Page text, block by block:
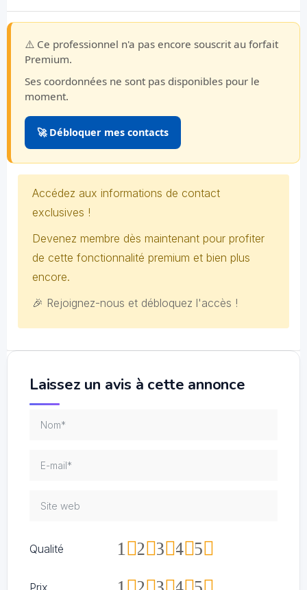
⚠️ Ce professionnel n'a pas encore souscrit au forfait
Premium.
Ses coordonnées ne sont pas disponibles pour le
moment.
🚀 Débloquer mes contacts
Accédez aux informations de contact
exclusives !
Devenez membre dès maintenant pour profiter
de cette fonctionnalité premium et bien plus
encore.
🎉 Rejoignez-nous et débloquez l'accès !
Laissez un avis à cette annonce
Qualité 5
4
3
2
1
Prix